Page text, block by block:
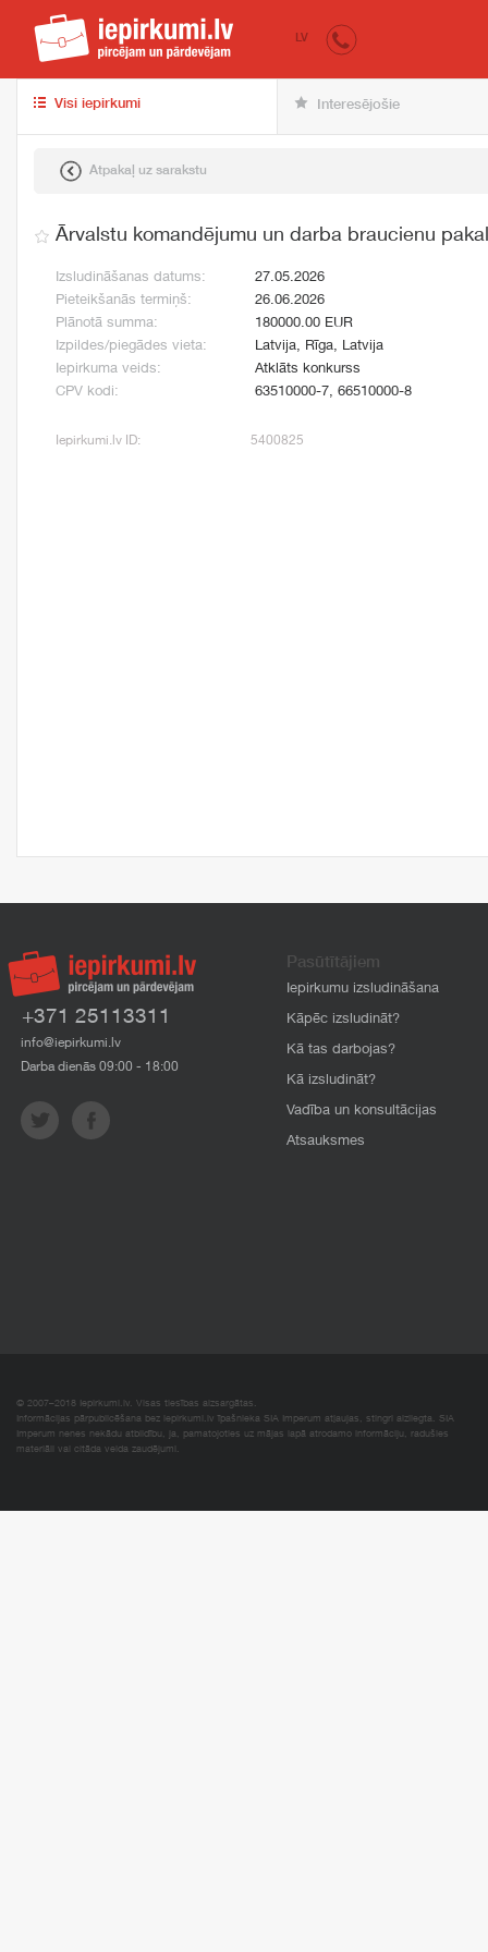
iepirkumi.lv
LV
Visi iepirkumi Interesējošie
Atpakaļ uz sarakstu
Ārvalstu komandējumu un darba braucienu
Izsludināšanas datums:
27.05.2026
Pieteikšanās termiņš:
26.06.2026
Plānotā summa:
180000.00 EUR
Izpildes/piegādes vieta:
Latvija, Rīga, Latvija
Iepirkuma veids:
Atklāts konkurss
CPV kodi:
63510000-7, 66510000-8
Iepirkumi.lv ID: 5400825
+371 25113311
info@iepirkumi.lv
Darba dienās 09:00 - 18:00
Pasūtītājiem
Iepirkumu izsludināšana
Kāpēc izsludināt?
Kā tas darbojas?
Kā izsludināt?
Vadība un konsultācijas
Atsauksmes
© 2007–2018 Iepirkumi.lv. Visas tiesības aizsargātas.
Informācijas pārpublicēšana bez iepirkumi.lv īpašnieka SIA Imperum atļaujas, stingri aizliegta. SIA
Imperum nenes nekādu atbildību, ja, pamatojoties uz mājas lapā atrodamo informāciju, radušies
materiāli vai citāda veida zaudējumi.